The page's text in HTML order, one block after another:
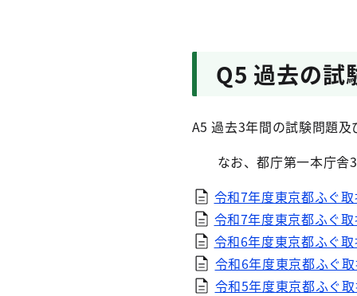
Q5 過去の試
A5 過去3年間の試験問題
なお、都庁第一本庁舎
令和7年度東京都ふぐ
令和7年度東京都ふぐ
令和6年度東京都ふぐ
令和6年度東京都ふぐ
令和5年度東京都ふぐ